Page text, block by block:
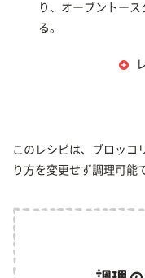
り、オーブントー
る。
このレシピは、ブロッコ
り方を変更せず調理可能